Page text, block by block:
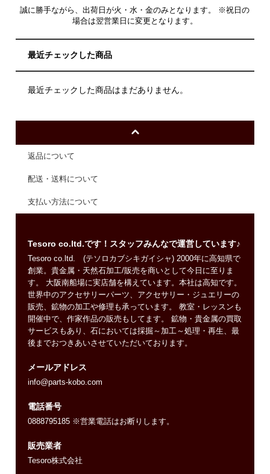
誠に勝手ながら、出荷日が火・水・金のみとなります。 ※祝日の
場合は翌営業日に変更となります。
最近チェックした商品
最近チェックした商品はまだありません。
返品について
配送・送料について
支払い方法について
Tesoro co.ltd.です！スタッフみんなで運営しています♪
Tesoro co.ltd. (テソロカブシキガイシャ) 2000年に高知県で
創業。貴金属・天然石加工/販売を商いとして今日に至りま
す。 大阪南船場に実店舗を構えています。本社は高知です。
世界中のアクセサリーパーツ、アクセサリー・ジュエリーの
販売、鉱物の加工や修理も承っています。 教室・レッスンも
開催中で、作家作品の販売もしてます。 鉱物・貴金属の買取
サービスもあり、石においては採掘～加工～処理・再生、最
後までおつきあいさせていただいております。
メールアドレス
info@parts-kobo.com
電話番号
0888795185 ※営業電話はお断りします。
販売業者
Tesoro株式会社